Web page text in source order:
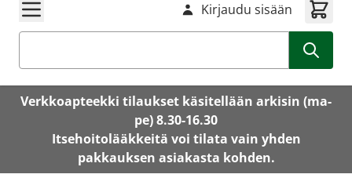
Kirjaudu sisään
Verkkoapteekki tilaukset käsitellään arkisin (ma-
pe) 8.30-16.30
Itsehoitolääkkeitä voi tilata vain yhden
pakkauksen asiakasta kohden.